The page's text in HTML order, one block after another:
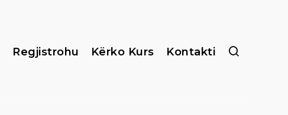
Regjistrohu Kërko Kurs Kontakti